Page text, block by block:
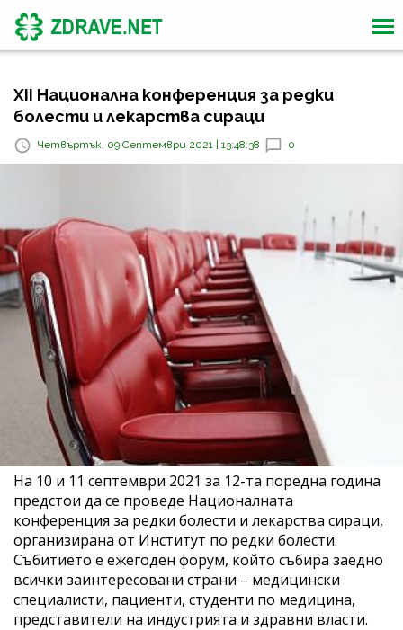
XII Национална конференция за редки
болести и лекарства сираци
Четвъртък, 09 Септември 2021 | 13:48:38 0
На 10 и 11 септември 2021 за 12-та поредна година
предстои да се проведе Националната
конференция за редки болести и лекарства сираци,
организирана от Институт по редки болести.
Събитието е ежегоден форум, който събира заедно
всички заинтересовани страни – медицински
специалисти, пациенти, студенти по медицина,
представители на индустрията и здравни власти.